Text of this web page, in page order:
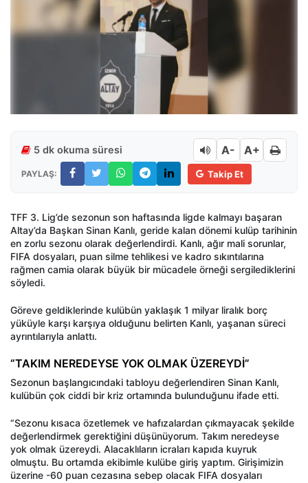
5 dk okuma süresi A- A+
PAYLAŞ: Takip Et
TFF 3. Lig’de sezonun son haftasında ligde kalmayı başaran
Altay’da Başkan Sinan Kanlı, geride kalan dönemi kulüp tarihinin
en zorlu sezonu olarak değerlendirdi. Kanlı, ağır mali sorunlar,
FIFA dosyaları, puan silme tehlikesi ve kadro sıkıntılarına
rağmen camia olarak büyük bir mücadele örneği sergilediklerini
söyledi.
Göreve geldiklerinde kulübün yaklaşık 1 milyar liralık borç
yüküyle karşı karşıya olduğunu belirten Kanlı, yaşanan süreci
ayrıntılarıyla anlattı.
“TAKIM NEREDEYSE YOK OLMAK ÜZEREYDİ”
Sezonun başlangıcındaki tabloyu değerlendiren Sinan Kanlı,
kulübün çok ciddi bir kriz ortamında bulunduğunu ifade etti.
“Sezonu kısaca özetlemek ve hafızalardan çıkmayacak şekilde
değerlendirmek gerektiğini düşünüyorum. Takım neredeyse
yok olmak üzereydi. Alacaklıların icraları kapıda kuyruk
olmuştu. Bu ortamda ekibimle kulübe giriş yaptım. Girişimizin
üzerine -60 puan cezasına sebep olacak FIFA dosyaları